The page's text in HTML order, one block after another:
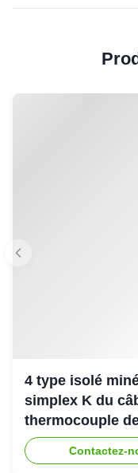
4 type isolé
simplex K du
thermocouple
Contactez-